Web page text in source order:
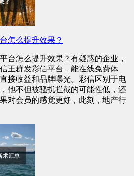
怎么提升效果？
台怎么提升效果？有疑惑的企业，
王群发彩信平台，能在线免费体
接收益和品牌曝光。彩信区别于电
他不但被骚扰拦截的可能性低，还
对会员的感觉更好，此刻，地产行